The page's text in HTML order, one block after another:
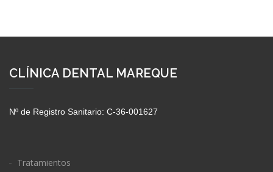
CLÍNICA DENTAL MAREQUE
Nº de Registro Sanitario: C-36-001627
Tratamientos